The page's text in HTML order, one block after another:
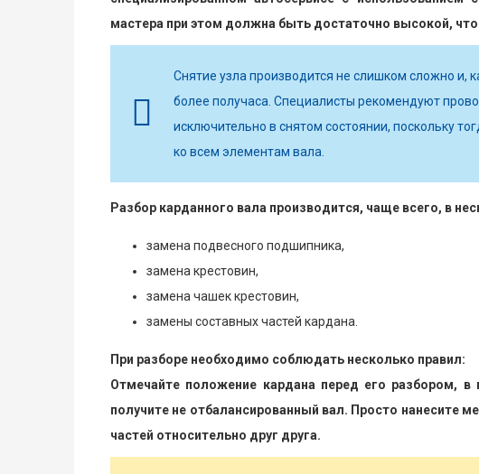
мастера при этом должна быть достаточно высокой,
Снятие узла производится не слишком сложно и,
более получаса. Специалисты рекомендуют
исключительно в снятом состоянии, поскольку
ко всем элементам вала.
Разбор карданного вала производится, чаще всего, в
замена подвесного подшипника,
замена крестовин,
замена чашек крестовин,
замены составных частей кардана.
При разборе необходимо соблюдать несколько правил:
Отмечайте положение кардана перед его разбором, в
получите не отбалансированный вал. Просто нанесите
частей относительно друг друга.